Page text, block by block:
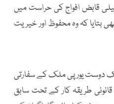
قابض افواج کی حراست میں
بتایا کہ وہ محفوظ اور خیریت
دوست یورپی ملک کے سفارتی
طریقہ کار کے تحت سابق